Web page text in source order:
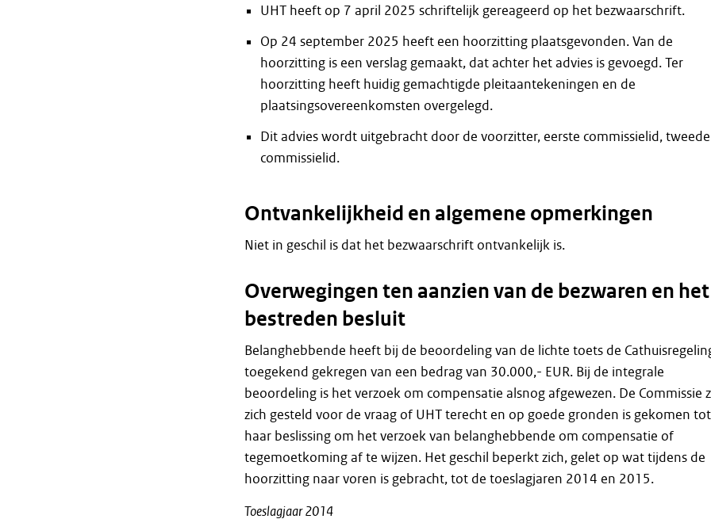
UHT heeft op 7 april 2025 schriftelijk gereageerd op het bezwaarschrift.
Op 24 september 2025 heeft een hoorzitting plaatsgevonden. Van de
hoorzitting is een verslag gemaakt, dat achter het advies is gevoegd. Ter
hoorzitting heeft huidig gemachtigde pleitaantekeningen en de
plaatsingsovereenkomsten overgelegd.
Dit advies wordt uitgebracht door de voorzitter, eerste commissielid, tweede
commissielid.
Ontvankelijkheid en algemene opmerkingen
Niet in geschil is dat het bezwaarschrift ontvankelijk is.
Overwegingen ten aanzien van de bezwaren en het
bestreden besluit
Belanghebbende heeft bij de beoordeling van de lichte toets de
toegekend gekregen van een bedrag van 30.000,- EUR. Bij de integrale
beoordeling is het verzoek om compensatie alsnog afgewezen. De Commissie
zich gesteld voor de vraag of UHT terecht en op goede gronden is gekomen tot
haar beslissing om het verzoek van belanghebbende om compensatie of
tegemoetkoming af te wijzen. Het geschil beperkt zich, gelet op wat tijdens de
hoorzitting naar voren is gebracht, tot de toeslagjaren 2014 en 2015.
Toeslagjaar 2014